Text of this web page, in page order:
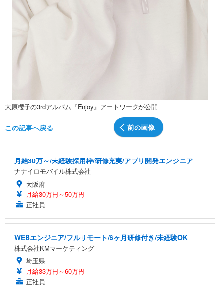
大原櫻子の3rdアルバム『Enjoy』アートワークが公開
前の画像
この記事へ戻る
月給30万～/未経験採用枠/研修充実/アプリ開発エンジニア
ナナイロモバイル株式会社
大阪府
月給30万円～50万円
正社員
WEBエンジニア/フルリモート/6ヶ月研修付き/未経験OK
株式会社KMマーケティング
埼玉県
月給33万円～60万円
正社員